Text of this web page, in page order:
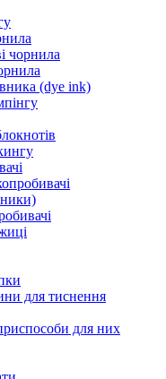
чорнила
(dye ink)
для тиснення
для них